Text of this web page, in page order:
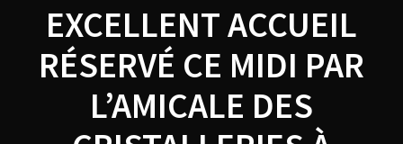
EXCELLENT ACCUEIL
RÉSERVÉ CE MIDI PAR
L’AMICALE DES